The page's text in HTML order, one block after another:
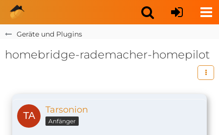
Geräte und Plugins
homebridge-rademacher-homepilot
Tarsonion
Anfänger